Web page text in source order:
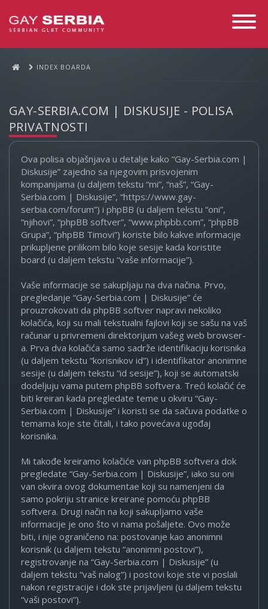
Toggle
INDEX BOARDA
GAY-SERBIA.COM | DISKUSIJE - POLISA
PRIVATNOSTI
Ova polisa objašnjava u detalje kako “Gay-Serbia.com |
Diskusije” zajedno sa njegovim prisvojenim
kompanijama (u daljem tekstu “mi”, “naš”, “Gay-
Serbia.com | Diskusije”, “https://www.gay-
serbia.com/forum”) i phpBB (u daljem tekstu “oni”,
“njihovi”, “phpBB softver”, “www.phpbb.com”, “phpBB
Grupa”, “phpBB Timovi”) koriste bilo kakve informacije
prikupljene prilikom bilo koje sesije kada koristite
board (u daljem tekstu “vaše informacije”).
Vaše informacije se sakupljaju na dva načina. Prvo,
pregledanje “Gay-Serbia.com | Diskusije” će
prouzrokovati da phpBB softver napravi nekoliko
kolačića, koji su mali tekstualni fajlovi koji se sašu na vaš
računar u privremeni direktorijum vašeg web browser-
a. Prva dva kolačića samo sadrže identifikaciju korisnika
(u daljem tekstu “korisnikov id”) i identifikator anonimne
sesije (u daljem tekstu “id sesije”), koji se automatski
dodeljuju vama putem phpBB softvera. Treći kolačić će
biti kreiran kada pregledate teme u okviru “Gay-
Serbia.com | Diskusije” i koristi se da sačuva podatke o
temama koje ste čitali, i tako povećava ugođaj
korisnika.
Mi takođe kreiramo kolačiće van phpBB softvera dok
pregledate “Gay-Serbia.com | Diskusije”, iako su oni
van okvira ovog dokumentae koji su namenjeni da
samo pokriju stranice kreirane pomoću phpBB
softvera. Drugi način na koji sakupljamo vaše
informacije je ono što vi nama pošaljete. Ovo može
biti, i nije ograničeno na: postovanje kao anonimni
korisnik (u daljem tekstu “anonimni postovi”),
registrovanje na “Gay-Serbia.com | Diskusije” (u
daljem tekstu “vaš nalog”) i postovi koje ste vi poslali
nakon registracije i dok ste prijavljeni (u daljem tekstu
“vaši postovi”).